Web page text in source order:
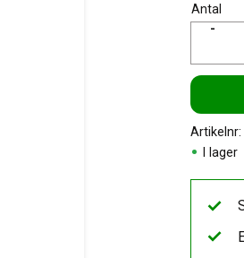
Antal
-
I lager
Artikelnr